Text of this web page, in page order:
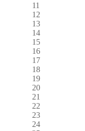
11
12
13
14
15
16
17
18
19
20
21
22
23
24